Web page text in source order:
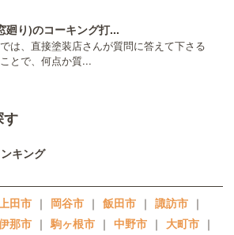
廻り)のコーキング打...
は、直接塗装店さんが質問に答えて下さる
とで、何点か質...
す
キング
田市 ｜ 岡谷市 ｜ 飯田市 ｜ 諏訪市 ｜
那市 ｜ 駒ヶ根市 ｜ 中野市 ｜ 大町市 ｜